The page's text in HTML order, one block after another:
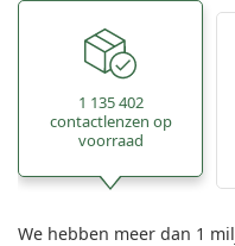
1 135 402
contactlenzen op
voorraad
We hebben meer dan 1